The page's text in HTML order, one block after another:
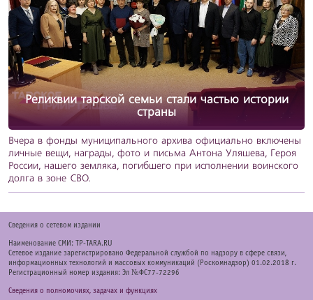
Реликвии тарской семьи стали частью истории
страны
Вчера в фонды муниципального архива официально включены
личные вещи, награды, фото и письма Антона Уляшева, Героя
России, нашего земляка, погибшего при исполнении воинского
долга в зоне СВО.
Cведения о сетевом издании
Наименование СМИ: TP-TARA.RU
Сетевое издание зарегистрировано Федеральной службой по надзору в сфере связи,
информационных технологий и массовых коммуникаций (Роскомнадзор) 01.02.2018 г.
Регистрационный номер издания: Эл №ФС77-72296
Сведения о полномочиях, задачах и функциях